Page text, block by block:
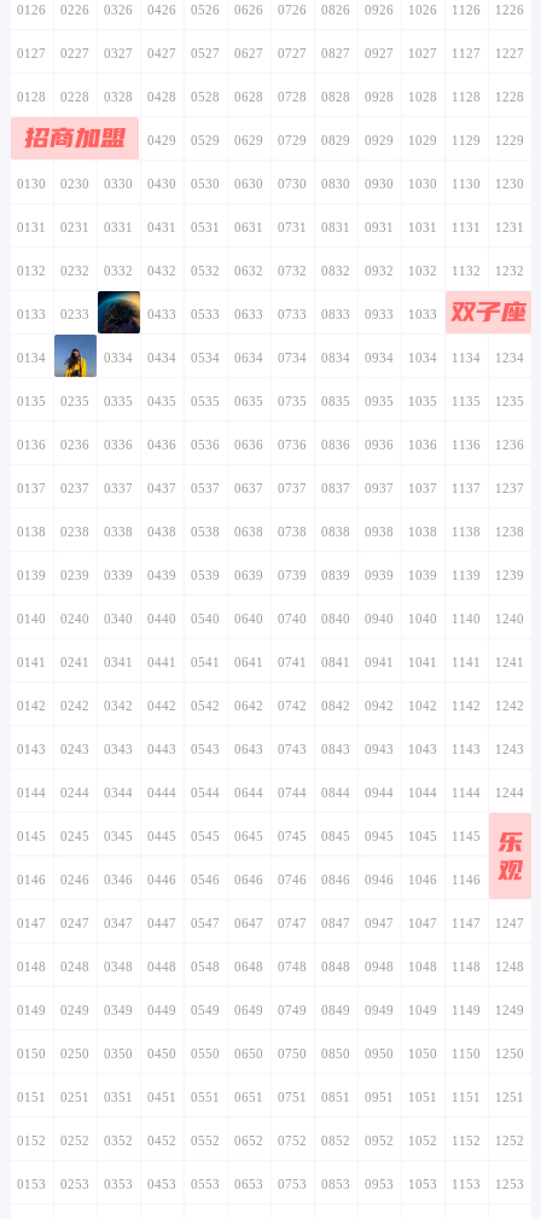
0126 0226 0326 0426 0526 0626 0726 0826 0926 1026 1126 1226
0127 0227 0327 0427 0527 0627 0727 0827 0927 1027 1127 1227
0128 0228 0328 0428 0528 0628 0728 0828 0928 1028 1128 1228
0129
招商加盟
0229 0329 0429 0529 0629 0729 0829 0929 1029 1129 1229
0130 0230 0330 0430 0530 0630 0730 0830 0930 1030 1130 1230
0131 0231 0331 0431 0531 0631 0731 0831 0931 1031 1131 1231
0132 0232 0332 0432 0532 0632 0732 0832 0932 1032 1132 1232
0133 0233 0333 0433 0533 0633 0733 0833 0933 1033 1133
双子座
1233
0134 0234 0334 0434 0534 0634 0734 0834 0934 1034 1134 1234
0135 0235 0335 0435 0535 0635 0735 0835 0935 1035 1135 1235
0136 0236 0336 0436 0536 0636 0736 0836 0936 1036 1136 1236
0137 0237 0337 0437 0537 0637 0737 0837 0937 1037 1137 1237
0138 0238 0338 0438 0538 0638 0738 0838 0938 1038 1138 1238
0139 0239 0339 0439 0539 0639 0739 0839 0939 1039 1139 1239
0140 0240 0340 0440 0540 0640 0740 0840 0940 1040 1140 1240
0141 0241 0341 0441 0541 0641 0741 0841 0941 1041 1141 1241
0142 0242 0342 0442 0542 0642 0742 0842 0942 1042 1142 1242
0143 0243 0343 0443 0543 0643 0743 0843 0943 1043 1143 1243
0144 0244 0344 0444 0544 0644 0744 0844 0944 1044 1144 1244
0145 0245 0345 0445 0545 0645 0745 0845 0945 1045 1145 1245
乐
观
0146 0246 0346 0446 0546 0646 0746 0846 0946 1046 1146 1246
0147 0247 0347 0447 0547 0647 0747 0847 0947 1047 1147 1247
0148 0248 0348 0448 0548 0648 0748 0848 0948 1048 1148 1248
0149 0249 0349 0449 0549 0649 0749 0849 0949 1049 1149 1249
0150 0250 0350 0450 0550 0650 0750 0850 0950 1050 1150 1250
0151 0251 0351 0451 0551 0651 0751 0851 0951 1051 1151 1251
0152 0252 0352 0452 0552 0652 0752 0852 0952 1052 1152 1252
0153 0253 0353 0453 0553 0653 0753 0853 0953 1053 1153 1253